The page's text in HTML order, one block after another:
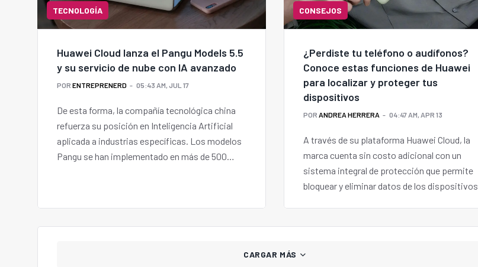
TECNOLOGÍA
Huawei Cloud lanza el Pangu Models 5.5
y su servicio de nube con IA avanzado
POR ENTREPRENERD 05:43 AM, JUL 17
De esta forma, la compañía tecnológica china
refuerza su posición en Inteligencia Artificial
aplicada a industrias específicas. Los modelos
Pangu se han implementado en más de 500
CONSEJOS
¿Perdiste tu teléfono o audífonos?
Conoce estas funciones de Huawei
para localizar y proteger tus
dispositivos
POR ANDREA HERRERA 04:47 AM, APR 13
A través de su plataforma Huawei Cloud, la
marca cuenta sin costo adicional con un
sistema integral de protección que permite
bloquear y eliminar datos de los dispositivos
CARGAR MÁS